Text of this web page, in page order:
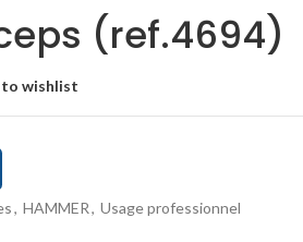
(ref.4694)
wishlist
, HAMMER, Usage professionnel